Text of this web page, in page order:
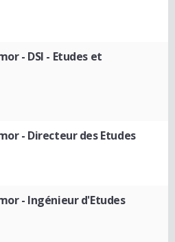
- DSI - Etudes et
- Directeur des Etudes
- Ingénieur d'Etudes